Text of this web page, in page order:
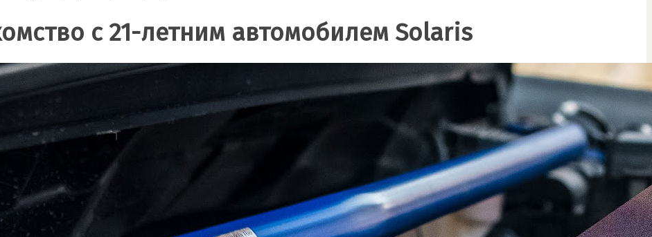
с 21-летним автомобилем Solaris